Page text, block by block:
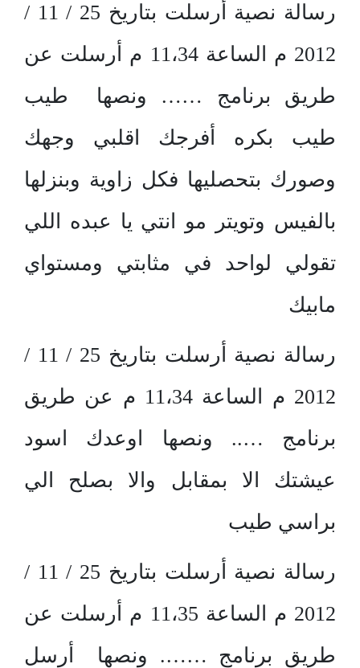
رسالة نصية أرسلت بتاريخ 25 / 11 /
2012 م الساعة 11،34 م أرسلت عن
طريق برنامج …… ونصها طيب
طيب بكره أفرجك اقلبي وجهك
وصورك بتحصليها فكل زاوية وبنزلها
بالفيس وتويتر مو انتي يا عبده اللي
تقولي لواحد في مثابتي ومستواي
مابيك
رسالة نصية أرسلت بتاريخ 25 / 11 /
2012 م الساعة 11،34 م عن طريق
برنامج ….. ونصها اوعدك اسود
عيشتك الا بمقابل والا بصلح الي
براسي طيب
رسالة نصية أرسلت بتاريخ 25 / 11 /
2012 م الساعة 11،35 م أرسلت عن
طريق برنامج ……. ونصها أرسل